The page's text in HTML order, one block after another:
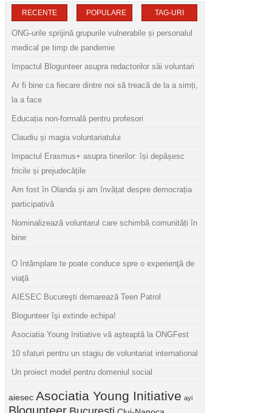
RECENTE POPULARE TAG-URI
ONG-urile sprijină grupurile vulnerabile și personalul
medical pe timp de pandemie
Impactul Blogunteer asupra redactorilor săi voluntari
Ar fi bine ca fiecare dintre noi să treacă de la a simți,
la a face
Educația non-formală pentru profesori
Claudiu și magia voluntariatului
Impactul Erasmus+ asupra tinerilor: își depășesc
fricile și prejudecățile
Am fost în Olanda și am învățat despre democrația
participativă
Nominalizează voluntarul care schimbă comunități în
bine
O întâmplare te poate conduce spre o experienţă de
viaţă
AIESEC Bucureşti demarează Teen Patrol
Blogunteer îşi extinde echipa!
Asociatia Young Initiative vă aşteaptă la ONGFest
10 sfaturi pentru un stagiu de voluntariat international
Un proiect model pentru domeniul social
aiesec Asociatia Young Initiative ayi
Blogunteer